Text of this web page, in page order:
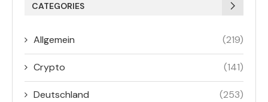
CATEGORIES
Allgemein (219)
Crypto (141)
Deutschland (253)